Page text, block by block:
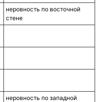
неровность по восточной
стене
неровность по западной